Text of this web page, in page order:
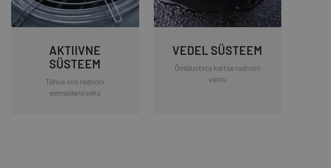
AKTIIVNE
SÜSTEEM
Tõhus viis radooni
eemaldamiseks
VEDEL SÜSTEEM
Õmblusteta kaitse radooni
vastu